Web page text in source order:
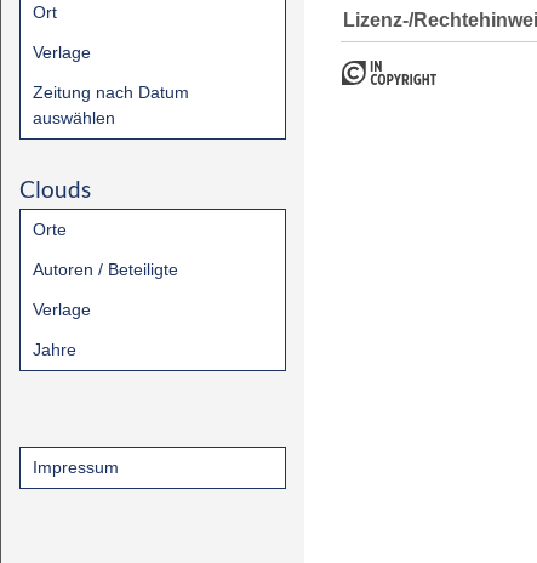
Ort
Verlage
Zeitung nach Datum
auswählen
Clouds
Orte
Autoren / Beteiligte
Verlage
Jahre
Impressum
Lizenz-/